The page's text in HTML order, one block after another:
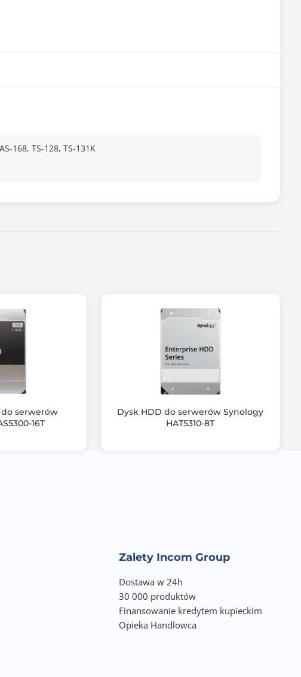
168, TS-128, TS-131K
do serwerów
16T
Dysk HDD do serwerów Synology
HAT5310-8T
Zalety Incom Group
Dostawa w 24h
30 000 produktów
Finansowanie kredytem kupieckim
Opieka Handlowca